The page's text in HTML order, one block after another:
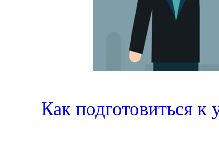
Как подготовиться